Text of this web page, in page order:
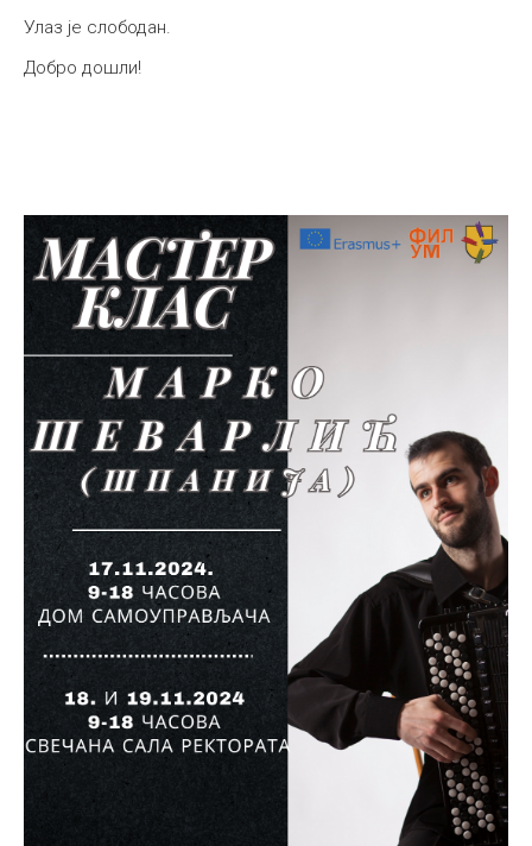
Улаз је слободан.
Добро дошли!